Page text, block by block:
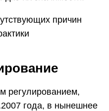
причин
регулированием,
года, в нынешнее